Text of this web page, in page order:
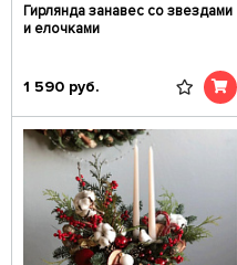
Гирлянда занавес со звездами
и елочками
1 590 руб.